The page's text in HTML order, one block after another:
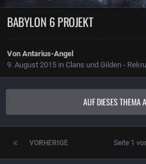
BABYLON 6 PROJEKT
Von Antarius-Angel
9. August 2015 in Clans und Gilden -
AUF DIESES THEMA
VORHERIGE Seite 1